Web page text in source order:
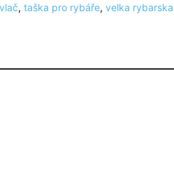
, taška pro rybáře, velka rybarska